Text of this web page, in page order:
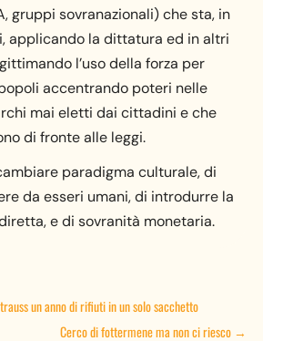
gruppi sovranazionali) che sta, in
applicando la dittatura ed in altri
l’uso della forza per
accentrando poteri nelle
mai eletti dai cittadini e che
di fronte alle leggi.
paradigma culturale, di
da esseri umani, di introdurre la
e di sovranità monetaria.
un anno di rifiuti in un solo sacchetto
Cerco di fottermene ma non ci riesco→